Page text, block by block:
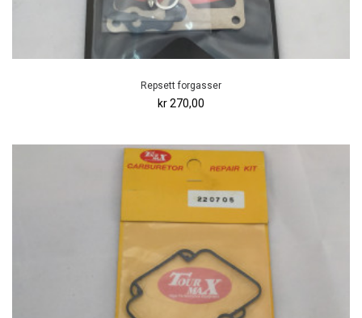
Repsett forgasser
kr 270,00